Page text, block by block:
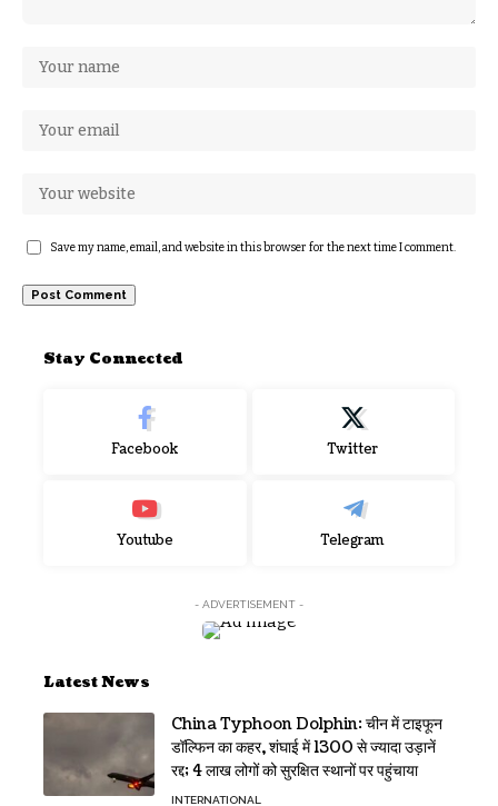
Save my name, email, and website in this browser for the next time I comment.
Stay Connected
Facebook Twitter
Youtube Telegram
- ADVERTISEMENT -
Latest News
China Typhoon Dolphin: चीन में टाइफून
डॉल्फिन का कहर, शंघाई में 1300 से ज्यादा उड़ानें
रद्द; 4 लाख लोगों को सुरक्षित स्थानों पर पहुंचाया
INTERNATIONAL